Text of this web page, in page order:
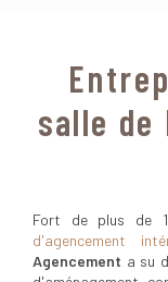
salle de
Fort de plus de
d'agencement
Agencement a su